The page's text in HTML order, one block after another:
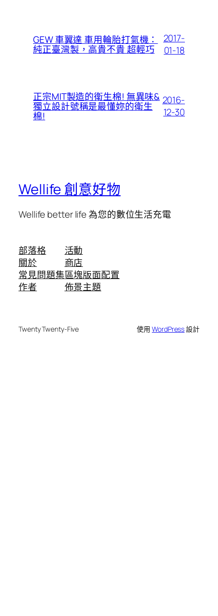
GEW 車翼達 車用輪胎打氣機：
純正臺灣製，高貴不貴 超輕巧
2017-
01-18
正宗MIT製造的衛生棉! 無異味&
獨立設計號稱是最懂妳的衛生
棉!
2016-
12-30
Wellife 創意好物
Wellife better life 為您的數位生活充電
部落格
關於
常見問題集
作者
活動
商店
區塊版面配置
佈景主題
Twenty Twenty-Five 使用WordPress設計